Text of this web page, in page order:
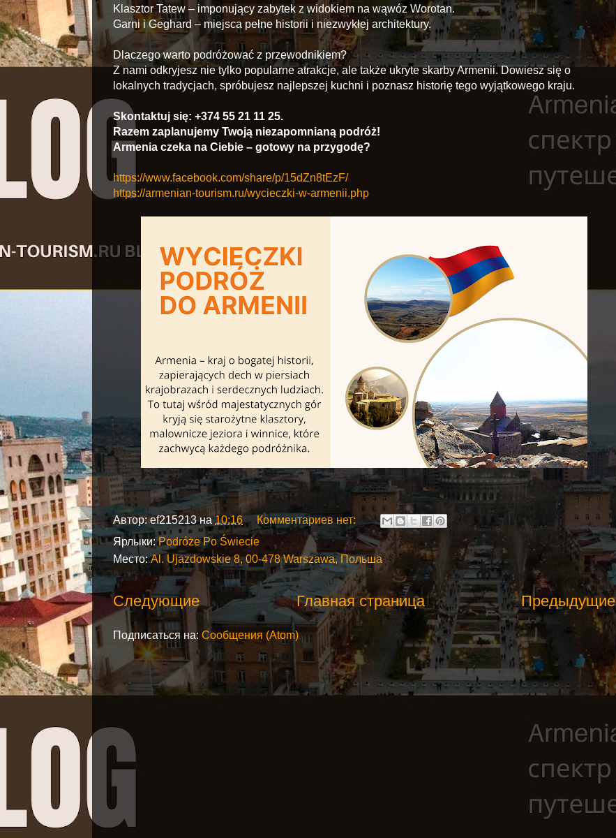
Klasztor Tatew – imponujący zabytek z widokiem na wąwóz Worotan.
Garni i Geghard – miejsca pełne historii i niezwykłej architektury.
Dlaczego warto podróżować z przewodnikiem?
Z nami odkryjesz nie tylko popularne atrakcje, ale także ukryte skarby Armenii. Dowiesz się o
lokalnych tradycjach, spróbujesz najlepszej kuchni i poznasz historię tego wyjątkowego kraju.
Skontaktuj się: +374 55 21 11 25.
Razem zaplanujemy Twoją niezapomnianą podróż!
Armenia czeka na Ciebie – gotowy na przygodę?
https://www.facebook.com/share/p/15dZn8tEzF/
https://armenian-tourism.ru/wycieczki-w-armenii.php
Автор:ef215213 на10:16
Комментариев нет:
Ярлыки:Podróże Po Świecie
Место:Al. Ujazdowskie 8, 00-478 Warszawa, Польша
Следующие Предыдущие
Главная страница
Подписаться на: Сообщения (Atom)